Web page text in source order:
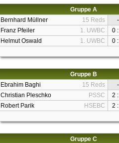
Gruppe A
Bernhard Müllner
15 Reds
-
Franz Pfeiler
1. UWBC
0
Helmut Oswald
1. UWBC 0
Gruppe B
Ebrahim Baghi
15 Reds
-
Christian Pleschko
PSSC
2
Robert Parik
HSEBC 2
Gruppe C